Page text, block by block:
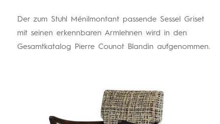
Der zum Stuhl Ménilmontant passende Sessel Griset
mit seinen erkennbaren Armlehnen wird in den
Gesamtkatalog Pierre Counot Blandin aufgenommen.